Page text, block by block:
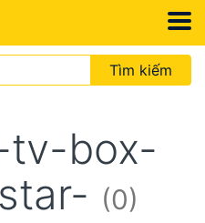
Tìm kiếm
tv-box-
(0)